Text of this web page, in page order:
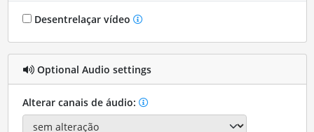
Desentrelaçar vídeo
Optional Audio settings
Alterar canais de áudio: